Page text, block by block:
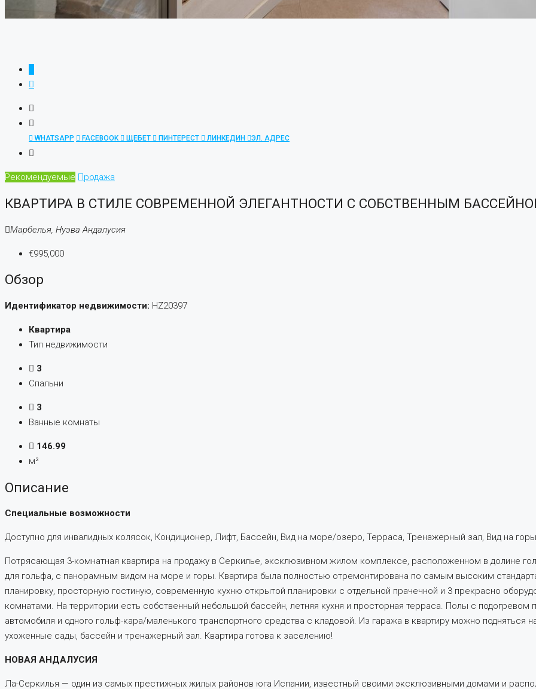
WHATSAPP FACEBOOK ЩЕБЕТ ПИНТЕРЕСТ ЛИНКЕДИН ЭЛ. АДРЕС
Рекомендуемые Продажа
КВАРТИРА В СТИЛЕ СОВРЕМЕННОЙ ЭЛЕГАНТНОСТИ С СОБСТВЕННЫМ
Марбелья, Нуэва Андалусия
€995,000
Обзор
Идентификатор недвижимости: HZ20397
Квартира
Тип недвижимости
3
Спальни
3
Ванные комнаты
146.99
м²
Описание
Специальные возможности
Доступно для инвалидных колясок, Кондиционер, Лифт, Бассейн, Вид на море/озеро, Терраса, Тренажерный зал, Вид на
Потрясающая 3-комнатная квартира на продажу в Серкилье, эксклюзивном жилом комплексе, расположенном в долине
для гольфа, с панорамным видом на море и горы. Квартира была полностью отремонтирована по самым высоким
планировку, просторную гостиную, современную кухню открытой планировки с отдельной прачечной и 3 прекрасно
комнатами. На территории есть собственный небольшой бассейн, летняя кухня и просторная терраса. Полы с подогревом
автомобиля и одного гольф-кара/маленького транспортного средства с кладовой. Из гаража в квартиру можно
ухоженные сады, бассейн и тренажерный зал. Квартира готова к заселению!
НОВАЯ АНДАЛУСИЯ
Ла-Серкилья — один из самых престижных жилых районов юга Испании, известный своими эксклюзивными домами и